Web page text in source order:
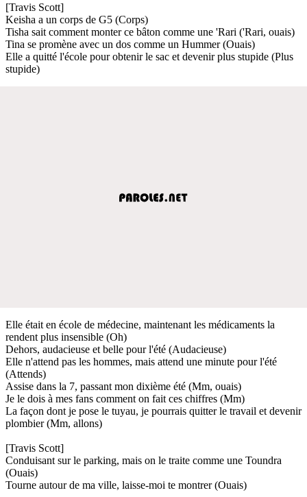
[Travis Scott]
Keisha a un corps de G5 (Corps)
Tisha sait comment monter ce bâton comme une 'Rari ('Rari, ouais)
Tina se promène avec un dos comme un Hummer (Ouais)
Elle a quitté l'école pour obtenir le sac et devenir plus stupide (Plus
stupide)
Elle était en école de médecine, maintenant les médicaments la
rendent plus insensible (Oh)
Dehors, audacieuse et belle pour l'été (Audacieuse)
Elle n'attend pas les hommes, mais attend une minute pour l'été
(Attends)
Assise dans la 7, passant mon dixième été (Mm, ouais)
Je le dois à mes fans comment on fait ces chiffres (Mm)
La façon dont je pose le tuyau, je pourrais quitter le travail et devenir
plombier (Mm, allons)
[Travis Scott]
Conduisant sur le parking, mais on le traite comme une Toundra
(Ouais)
Tourne autour de ma ville, laisse-moi te montrer (Ouais)